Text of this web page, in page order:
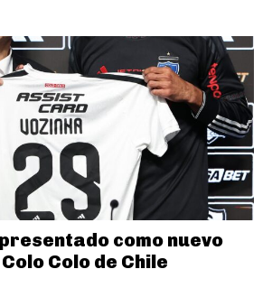
como nuevo
Colo de Chile